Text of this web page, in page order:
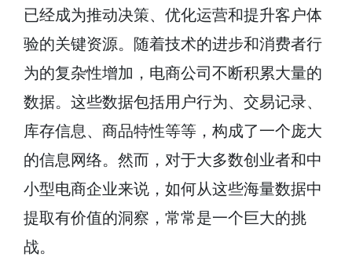
已经成为推动决策、优化运营和提升客户体
验的关键资源。随着技术的进步和消费者行
为的复杂性增加，电商公司不断积累大量的
数据。这些数据包括用户行为、交易记录、
库存信息、商品特性等等，构成了一个庞大
的信息网络。然而，对于大多数创业者和中
小型电商企业来说，如何从这些海量数据中
提取有价值的洞察，常常是一个巨大的挑
战。